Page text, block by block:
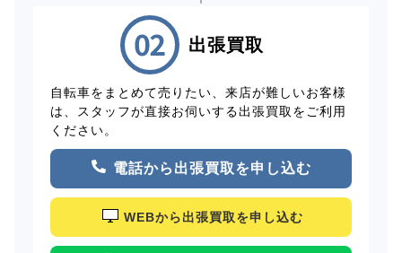
出張買取
自転車をまとめて売りたい、来店が難しいお客様
は、スタッフが直接お伺いする出張買取をご利用
ください。
電話から出張買取を申し込む
WEBから出張買取を申し込む